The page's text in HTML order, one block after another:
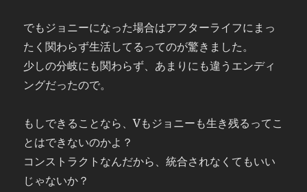
でもジョニーになった場合はアフターライフにまっ
たく関わらず生活してるってのが驚きました。
少しの分岐にも関わらず、あまりにも違うエンディ
ングだったので。
もしできることなら、Vもジョニーも生き残るってこ
とはできないのかよ？
コンストラクトなんだから、統合されなくてもいい
じゃないか？